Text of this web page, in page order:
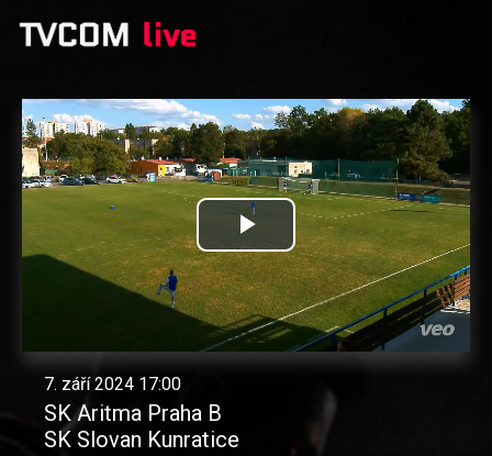
Přehrát
video
7. září 2024 17:00
SK Aritma Praha B
SK Slovan Kunratice